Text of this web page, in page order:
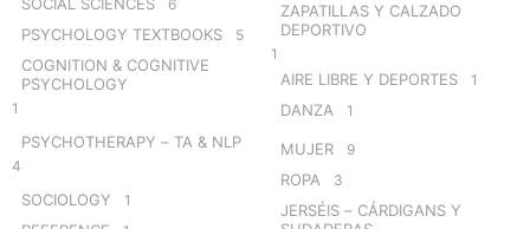
SOCIAL SCIENCES 6
PSYCHOLOGY TEXTBOOKS 5
COGNITION & COGNITIVE
PSYCHOLOGY
1
PSYCHOTHERAPY – TA & NLP
4
SOCIOLOGY 1
ZAPATILLAS Y CALZADO
DEPORTIVO
1
AIRE LIBRE Y DEPORTES 1
DANZA 1
MUJER 9
ROPA 3
JERSÉIS – CÁRDIGANS Y